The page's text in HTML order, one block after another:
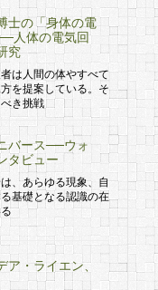
士の「身体の電
人体の電気回
究
は人間の体やすべて
を提案している。そ
き挑戦
バース──ウォ
タビュー
、あらゆる現象、自
基礎となる認識の在
ア・ライエン、